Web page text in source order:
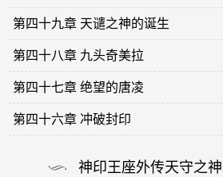
第四十九章 天谴之神的诞生
第四十八章 九头奇美拉
第四十七章 绝望的唐凌
第四十六章 冲破封印
神印王座外传天守之